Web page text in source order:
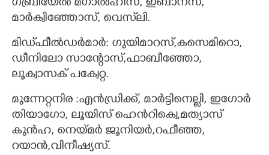
ഗബ്രിയേൽ മഗാൽഹീസ്, ഇബാനസ്,
മാർക്വിഞ്ഞോസ്, വെസ്‌ലി.
മിഡ്‌ഫീൽഡർമാർ: ഗുയിമാറസ്,കസെമിറൊ,
ഡീനിലോ സാന്റോസ്,ഫാബീഞ്ഞോ,
ലൂക്വാസക് പക്വേറ്റ.
മുന്നേറ്റനിര :എൻഡ്രിക്ക്, മാർട്ടിനെല്ലി, ഇഗോർ
തിയാഗോ, ലൂയിസ് ഹെൻറിക്വെ,മത്യാസ്
കുൻഹ, നെയ്മർ ജൂനിയർ,റഫീഞ്ഞ,
റയാൻ,വിനീഷ്യസ്.